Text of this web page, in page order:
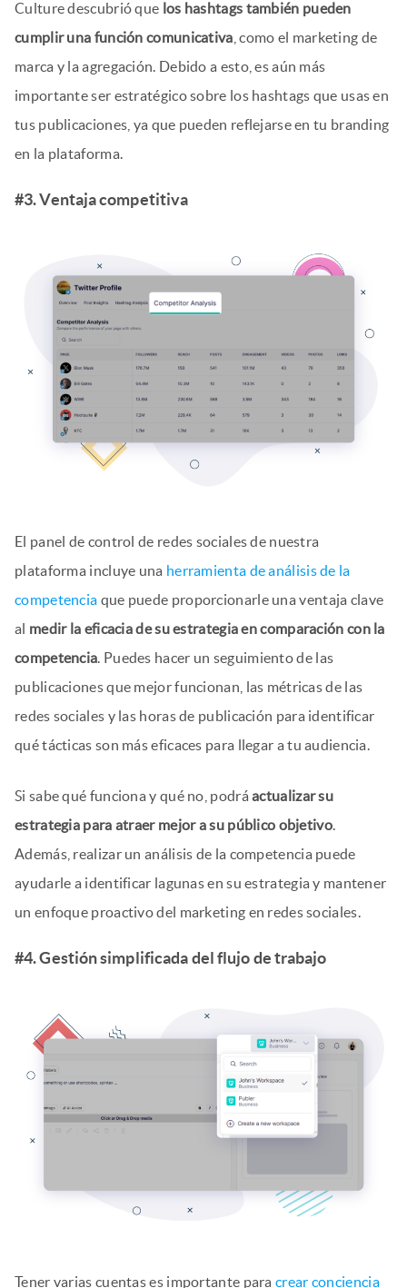
Culture descubrió que los hashtags también pueden
cumplir una función comunicativa , como el marketing de
marca y la agregación. Debido a esto, es aún más
importante ser estratégico sobre los hashtags que usas en
tus publicaciones, ya que pueden reflejarse en tu branding
en la plataforma.
#3. Ventaja competitiva
El panel de control de redes sociales de nuestra
plataforma incluye una herramienta de análisis de la
competencia que puede proporcionarle una ventaja clave
al medir la eficacia de su estrategia en comparación con la
competencia. Puedes hacer un seguimiento de las
publicaciones que mejor funcionan, las métricas de las
redes sociales y las horas de publicación para identificar
qué tácticas son más eficaces para llegar a tu audiencia.
Si sabe qué funciona y qué no, podráactualizar su
estrategia para atraer mejor a su público objetivo.
Además, realizar un análisis de la competencia puede
ayudarle a identificar lagunas en su estrategia y mantener
un enfoque proactivo del marketing en redes sociales.
#4. Gestión simplificada del flujo de trabajo
Tener varias cuentas es importante paracrear conciencia